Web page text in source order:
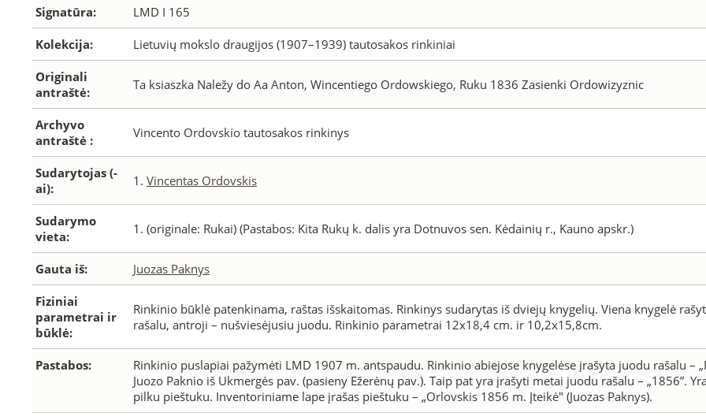
Signatūra: LMD I 165
Kolekcija: Lietuvių mokslo draugijos (1907–1939) tautosakos rinkiniai
Originali
antraštė:
Ta ksiaszka Naležy do Aa Anton, Wincentiego Ordowskiego, Ruku 1836 Zasienki Ordowizyznic
Archyvo
antraštė :
Vincento Ordovskio tautosakos rinkinys
Sudarytojas (-
ai):
1. Vincentas Ordovskis
Sudarymo
vieta:
1. (originale: Rukai) (Pastabos: Kita Rukų k. dalis yra Dotnuvos sen. Kėdainių r., Kauno apskr.)
Gauta iš: Juozas Paknys
Fiziniai
parametrai ir
būklė:
Rinkinio būklė patenkinama, raštas išskaitomas. Rinkinys sudarytas iš dviejų knygelių. Viena knygelė
rašalu, antroji – nušviesėjusiu juodu. Rinkinio parametrai 12x18,4 cm. ir 10,2x15,8cm.
Pastabos:
Rinkinio puslapiai pažymėti LMD 1907 m. antspaudu. Rinkinio abiejose knygelėse įrašyta juodu rašalu –
Juozo Paknio iš Ukmergės pav. (pasieny Ežerėnų pav.). Taip pat yra įrašyti metai juodu rašalu – „1856”.
pilku pieštuku. Inventoriniame lape įrašas pieštuku – „Orlovskis 1856 m. Įteikė" (Juozas Paknys).